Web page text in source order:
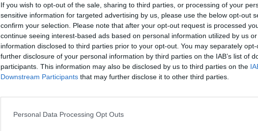
If you wish to opt-out of the sale, sharing to third parties, or processing of your
sensitive information for targeted advertising by us, please use the below opt-out
confirm your selection. Please note that after your opt-out request is processed
continue seeing interest-based ads based on personal information utilized by us
information disclosed to third parties prior to your opt-out. You may separately
further disclosure of your personal information by third parties on the IAB’s list of
participants. This information may also be disclosed by us to third parties on the
Downstream Participants that may further disclose it to other third parties.
Personal Data Processing Opt Outs